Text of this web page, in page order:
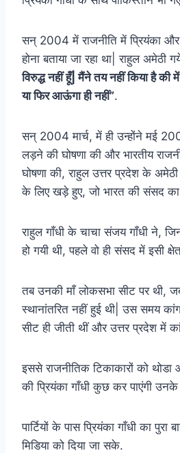
सन् 2004 में राजनीति में प्रियंका और
होना बताया जा रहा था| राहुल अमेठी
विरुद्ध नहीं हूँ| मैंने तय नहीं किया है
या फिर आऊंगा ही नहीं”.
सन् 2004 मार्च, में ही उन्होंने मई
लड़ने की घोषणा की और भारतीय
घोषणा की, राहुल उत्तर प्रदेश के
के लिए खड़े हुए, जो भारत की संसद
राहुल गाँधी के चाचा संजय गाँधी ने,
हो गयी थी, पहले वो ही संसद में इसी
तब उनकी माँ लोकसभा सीट पर थी,
स्थानांतरित नहीं हुई थी| उस समय
सीट ही जीती थीं और उत्तर प्रदेश में
इससे राजनीतिक टिकाकारों को
की प्रियंका गाँधी कुछ कर पाएंगी उनके
पार्टियों के पास प्रियंका गाँधी का पुरा
मिडिया को दिया जा सके.